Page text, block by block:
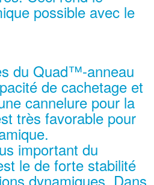
possible avec le
du Quad™-anneau
de cachetage et
cannelure pour la
très favorable pour
important du
le de forte stabilité
dynamiques. Dans